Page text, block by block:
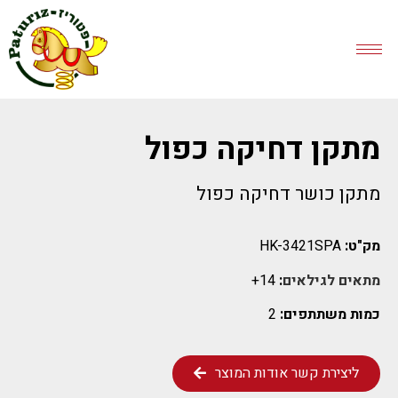
מתקן דחיקה כפול
מתקן כושר דחיקה כפול
מק"ט:
מתאים לגילאים:
כמות משתתפים:
ליצירת קשר אודות המוצר